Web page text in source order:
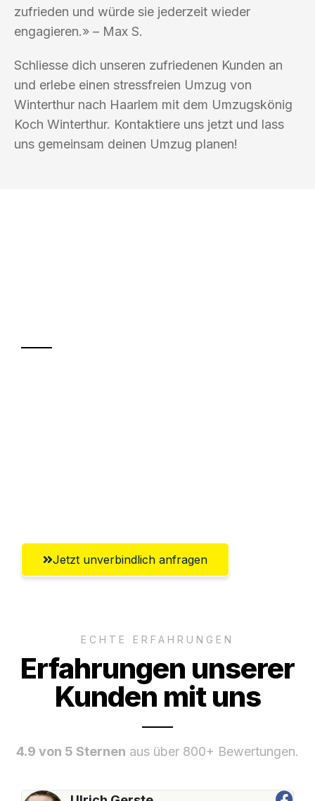
zufrieden und würde sie jederzeit wieder
engagieren.» – Max S.
Schliesse dich unseren zufriedenen Kunden an
und erlebe einen stressfreien Umzug von
Winterthur nach Haarlem mit dem Umzugskönig
Koch Winterthur. Kontaktiere uns jetzt und lass
uns gemeinsam deinen Umzug planen!
Jetzt unverbindlich anfragen
ECHTE ERFAHRUNGEN
Erfahrungen unserer
Kunden mit uns
4.9 von 5 Sternen aus über 800+ Bewertungen.